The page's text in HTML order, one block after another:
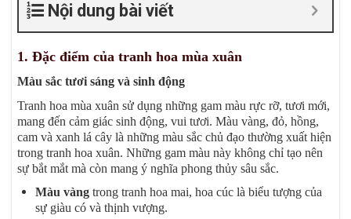
Nội dung bài viết
1. Đặc điểm của tranh hoa mùa xuân
Màu sắc tươi sáng và sinh động
Tranh hoa mùa xuân sử dụng những gam màu rực rỡ, tươi mới,
mang đến cảm giác sinh động, vui tươi. Màu vàng, đỏ, hồng,
cam và xanh lá cây là những màu sắc chủ đạo thường xuất hiện
trong tranh hoa xuân. Những gam màu này không chỉ tạo nên
sự bắt mắt mà còn mang ý nghĩa phong thủy sâu sắc.
Màu vàngtrong tranh hoa mai, hoa cúc là biểu tượng của
sự giàu có và thịnh vượng.